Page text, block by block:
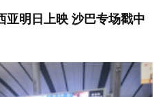
亚明日上映 沙巴专场戳中